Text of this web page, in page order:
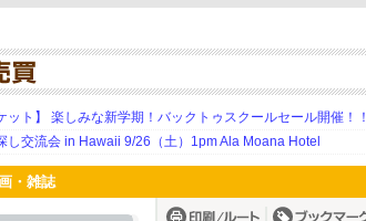
ット】 楽しみな新学期！バックトゥスクールセール開催！！
し交流会 in Hawaii 9/26（土）1pm Ala Moana Hotel
・雑誌